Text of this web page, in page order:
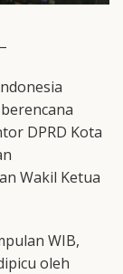
DPRD Kota
Wakil Ketua
WIB,
oleh